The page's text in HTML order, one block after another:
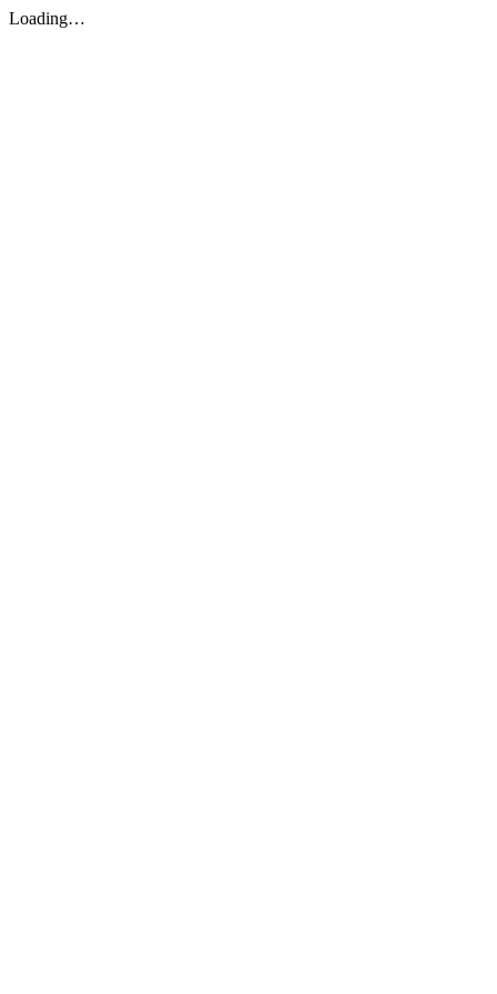
Loading…